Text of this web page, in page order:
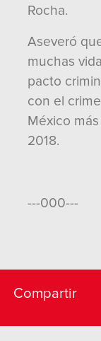
Rocha.
Aseveró
muchas
pacto
con el
México
2018.
---000---
Compartir